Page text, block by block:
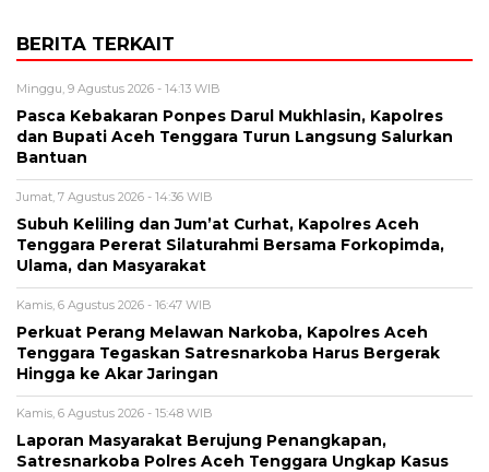
BERITA TERKAIT
Minggu, 9 Agustus 2026 - 14:13 WIB
Pasca Kebakaran Ponpes Darul Mukhlasin, Kapolres
dan Bupati Aceh Tenggara Turun Langsung Salurkan
Bantuan
Jumat, 7 Agustus 2026 - 14:36 WIB
Subuh Keliling dan Jum’at Curhat, Kapolres Aceh
Tenggara Pererat Silaturahmi Bersama Forkopimda,
Ulama, dan Masyarakat
Kamis, 6 Agustus 2026 - 16:47 WIB
Perkuat Perang Melawan Narkoba, Kapolres Aceh
Tenggara Tegaskan Satresnarkoba Harus Bergerak
Hingga ke Akar Jaringan
Kamis, 6 Agustus 2026 - 15:48 WIB
Laporan Masyarakat Berujung Penangkapan,
Satresnarkoba Polres Aceh Tenggara Ungkap Kasus